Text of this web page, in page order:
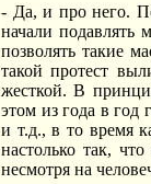
- Да, и про него.
начали подавлять
позволять такие
такой протест
жесткой. В
этом из года в год
и т.д., в то время
настолько так,
несмотря на